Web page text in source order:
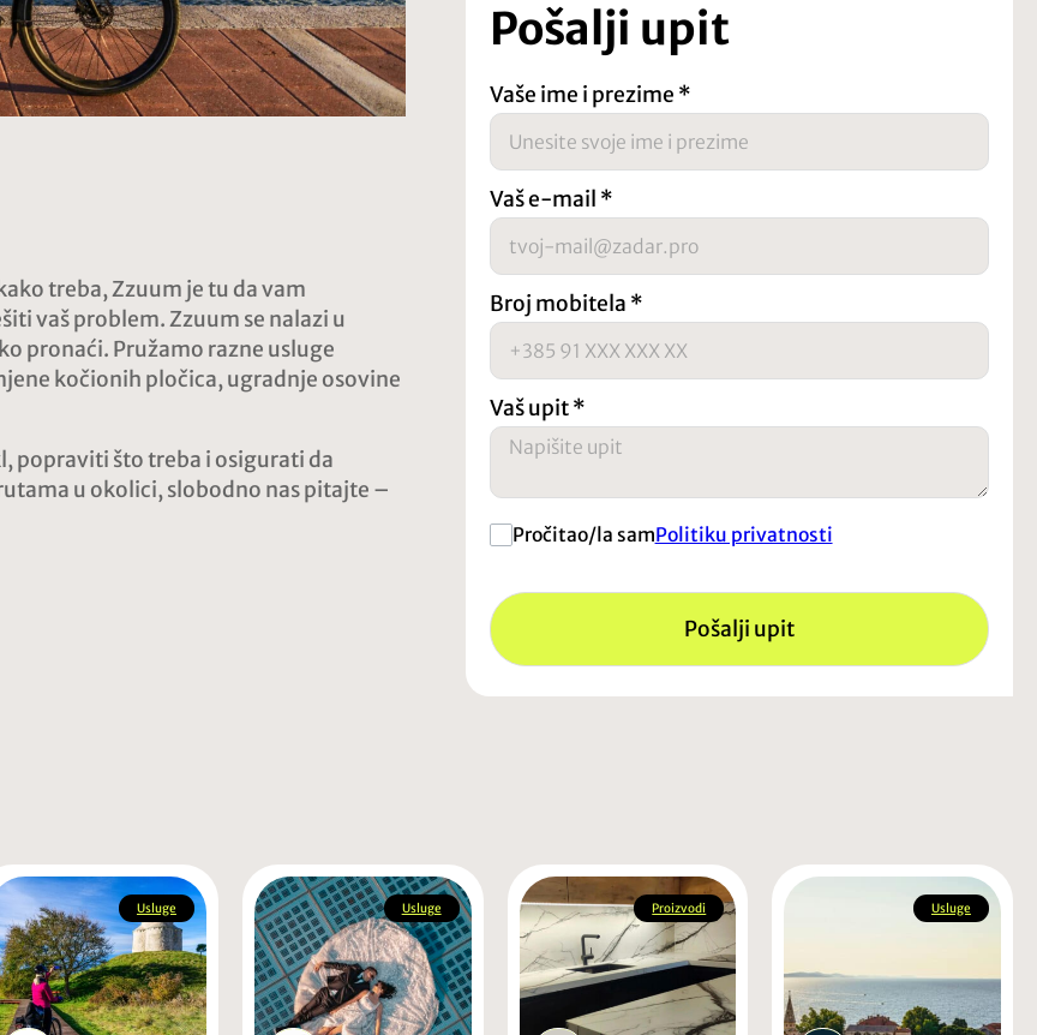
treba, Zzuum je tu da vam
vaš problem. Zzuum se nalazi u
pronaći. Pružamo razne usluge
kočionih pločica, ugradnje osovine
popraviti što treba i osigurati da
u okolici, slobodno nas pitajte –
Pošalji upit
Vaše ime i prezime *
Vaš e-mail *
Broj mobitela *
Vaš upit*
Pročitao/la samPolitiku privatnosti
Pošalji upit
Usluge Usluge Proizvodi Usluge